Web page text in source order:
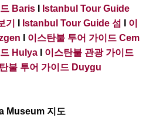
BarisI
Istanbul Tour Guide
기
Istanbul Tour Guide 섬
이
이스탄불 투어 가이드 Cem
Hulya
이스탄불 관광 가이드
불 투어 가이드 Duygu
Museum 지도